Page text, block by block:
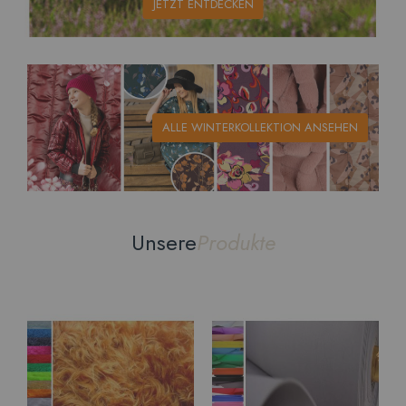
JETZT ENTDECKEN
ALLE WINTERKOLLEKTION ANSEHEN
UnsereProdukte